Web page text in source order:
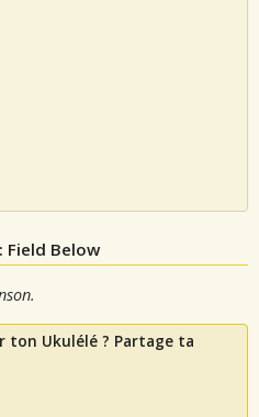
Below
ton Ukulélé ? Partage ta